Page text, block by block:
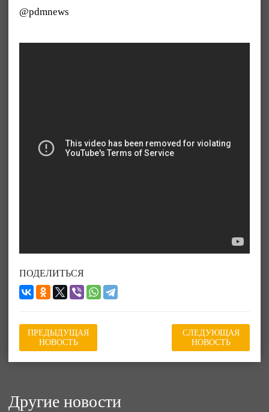
@pdmnews
ПОДЕЛИТЬСЯ
ПРЕДЫДУЩАЯ
НОВОСТЬ
СЛЕДУЮЩАЯ
НОВОСТЬ
Другие новости